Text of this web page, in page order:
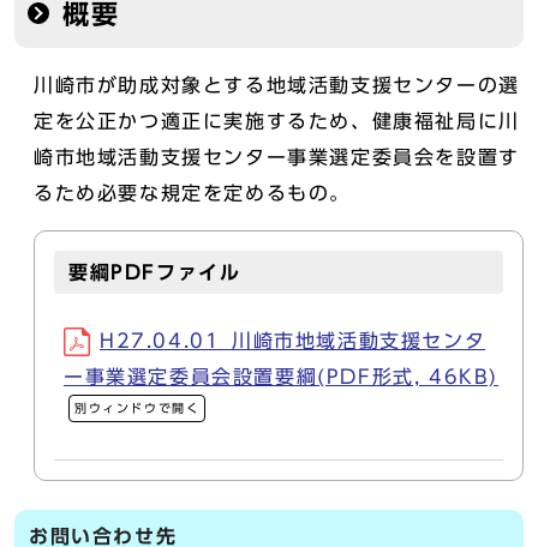
概要
川崎市が助成対象とする地域活動支援センターの選
定を公正かつ適正に実施するため、健康福祉局に川
崎市地域活動支援センター事業選定委員会を設置す
るため必要な規定を定めるもの。
要綱PDFファイル
H27.04.01_川崎市地域活動支援センタ
ー事業選定委員会設置要綱(PDF形式, 46KB)
別ウィンドウで開く
お問い合わせ先